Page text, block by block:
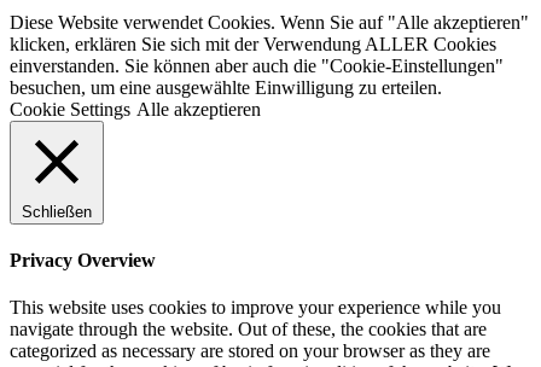
Diese Website verwendet Cookies. Wenn Sie auf "Alle akzeptieren"
klicken, erklären Sie sich mit der Verwendung ALLER Cookies
einverstanden. Sie können aber auch die "Cookie-Einstellungen"
besuchen, um eine ausgewählte Einwilligung zu erteilen.
Cookie Settings Alle akzeptieren
Schließen
Privacy Overview
This website uses cookies to improve your experience while you
navigate through the website. Out of these, the cookies that are
categorized as necessary are stored on your browser as they are